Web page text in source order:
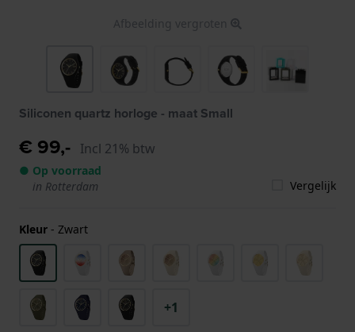
Afbeelding vergroten
Siliconen quartz horloge - maat Small
€ 99,- Incl 21% btw
● Op voorraad
in Rotterdam
Vergelijk
Kleur - Zwart
+1